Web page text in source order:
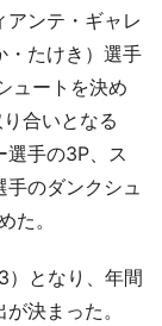
アンテ・ギャレ
・たけき）選手
ュートを決め
合いとなる
選手の3P、ス
のダンクシュ
た。
となり、年間
決まった。